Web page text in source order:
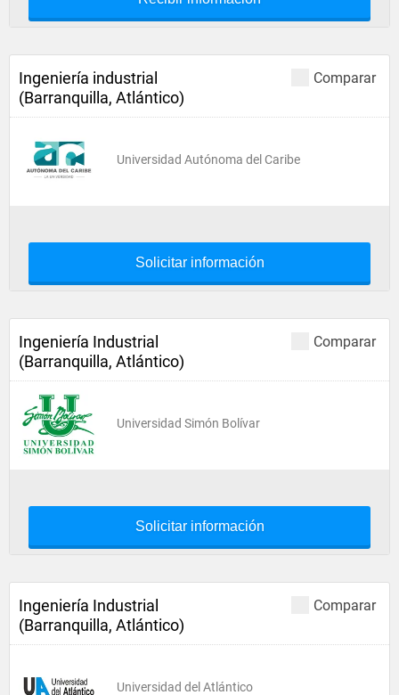
Comparar
Ingeniería industrial
(Barranquilla, Atlántico)
Universidad Autónoma del Caribe
Solicitar información
Comparar
Ingeniería Industrial
(Barranquilla, Atlántico)
Universidad Simón Bolívar
Solicitar información
Comparar
Ingeniería Industrial
(Barranquilla, Atlántico)
Universidad del Atlántico